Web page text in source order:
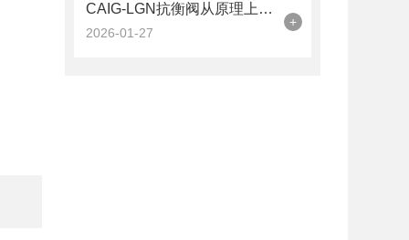
CAIG-LGN抗衡阀从原理上可分解为以下三个层面
2026-01-27
+